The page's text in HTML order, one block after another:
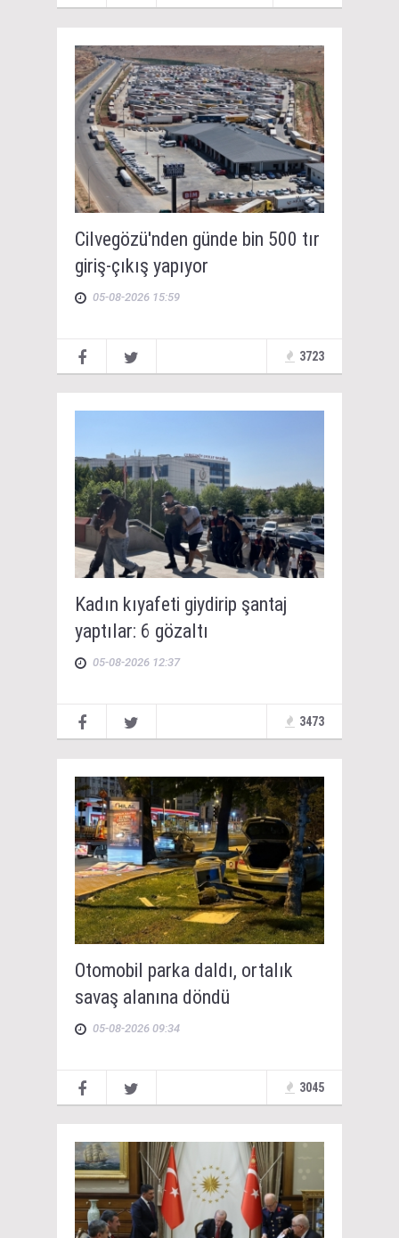
Cilvegözü'nden günde bin 500 tır
giriş-çıkış yapıyor
05-08-2026 15:59
3723
Kadın kıyafeti giydirip şantaj
yaptılar: 6 gözaltı
05-08-2026 12:37
3473
Otomobil parka daldı, ortalık
savaş alanına döndü
05-08-2026 09:34
3045